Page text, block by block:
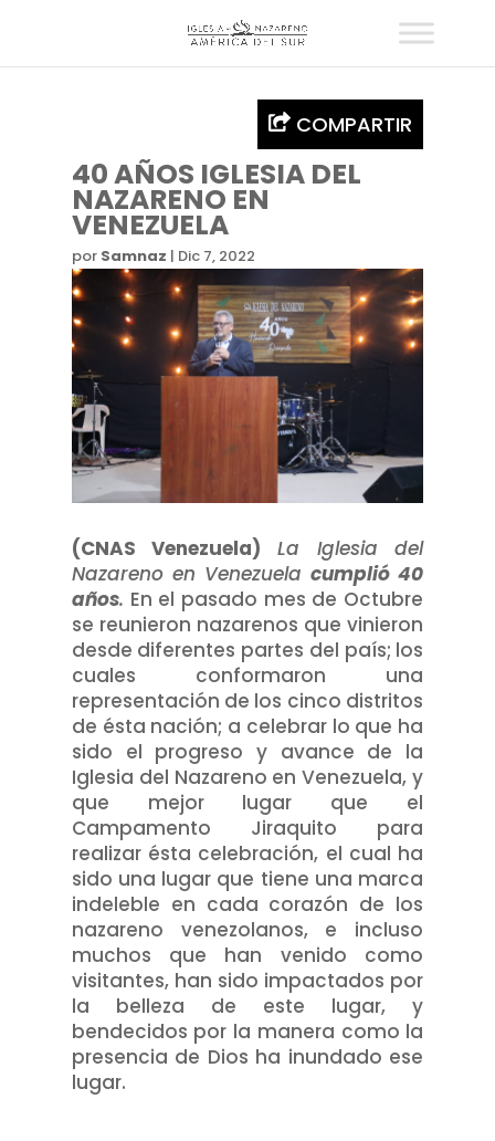
COMPARTIR
40 AÑOS IGLESIA DEL
NAZARENO EN
VENEZUELA
por Samnaz | Dic 7, 2022
(CNAS Venezuela) La Iglesia del
Nazareno en Venezuelacumplió 40
años. En el pasado mes de Octubre
se reunieron nazarenos que vinieron
desde diferentes partes del país; los
cuales conformaron una
representación de los cinco distritos
de ésta nación; a celebrar lo que ha
sido el progreso y avance de la
Iglesia del Nazareno en Venezuela, y
que mejor lugar que el
Campamento Jiraquito para
realizar ésta celebración, el cual ha
sido una lugar que tiene una marca
indeleble en cada corazón de los
nazareno venezolanos, e incluso
muchos que han venido como
visitantes, han sido impactados por
la belleza de este lugar, y
bendecidos por la manera como la
presencia de Dios ha inundado ese
lugar.